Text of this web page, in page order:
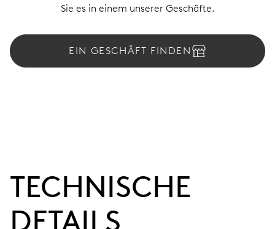
Sie es in einem unserer Geschäfte.
EIN GESCHÄFT FINDEN
TECHNISCHE
DETAILS